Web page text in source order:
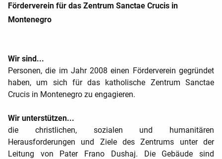
Förderverein für das Zentrum Sanctae Crucis in
Montenegro
Wir sind...
Personen, die im Jahr 2008 einen Förderverein gegründet
haben, um sich für das katholische Zentrum Sanctae
Crucis in Montenegro zu engagieren.
Wir unterstützen...
die christlichen, sozialen und humanitären
Herausforderungen und Ziele des Zentrums unter der
Leitung von Pater Frano Dushaj. Die Gebäude sind